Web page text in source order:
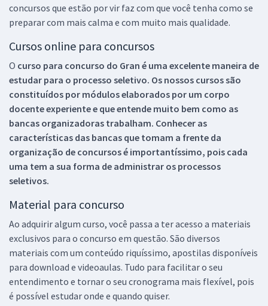
concursos que estão por vir faz com que você tenha como se
preparar com mais calma e com muito mais qualidade.
Cursos online para concursos
O curso para concurso do Gran é uma excelente maneira de
estudar para o processo seletivo. Os nossos cursos são
constituídos por módulos elaborados por um corpo
docente experiente e que entende muito bem como as
bancas organizadoras trabalham. Conhecer as
características das bancas que tomam a frente da
organização de concursos é importantíssimo, pois cada
uma tem a sua forma de administrar os processos
seletivos.
Material para concurso
Ao adquirir algum curso, você passa a ter acesso a materiais
exclusivos para o concurso em questão. São diversos
materiais com um conteúdo riquíssimo, apostilas disponíveis
para download e videoaulas. Tudo para facilitar o seu
entendimento e tornar o seu cronograma mais flexível, pois
é possível estudar onde e quando quiser.